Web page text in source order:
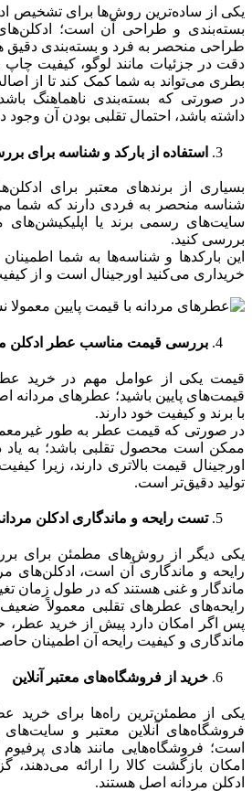
یکی از ساده‌ترین روش‌ها برای تشخیص
بسته‌بندی و طراحی آن است؛ ادکلن‌های
طراحی منحصر به فرد و بسته‌بندی دقیق
دقت در جزئیات مانند لوگو، کیفیت
بطری می‌تواند به شما کمک کند تا از
در صورتی که بسته‌بندی ناهماهنگ
داشته باشد، احتمال تقلبی بودن آن وجود
استفاده از بارکد و شناسه برای
بسیاری از برندهای معتبر برای
شناسه منحصر به فردی دارند که شما
سایت‌های رسمی برند یا اپلیکیشن‌های
بررسی کنید.
این بارکدها و شناسه‌ها به شما
خریداری می‌کنید اورجینال است و از
بررسی قیمت مناسب عطر ادکلن
قیمت یکی از عوامل مهم در خرید
قیمت‌های پایین باشید؛ عطرهای مردانه
با برند و کیفیت خود دارند.
در صورتی که قیمت عطر به طور
ممکن است محصول تقلبی باشد؛ به یاد
اورجینال قیمت‌ بالاتری دارند، زیرا
تولید دقیق‌تر است.
تست رایحه و ماندگاری ادکلن
یکی دیگر از روش‌های مطمئن برای
رایحه و ماندگاری آن است، ادکلن‌های
ماندگار و غنی هستند که در طول زمان
رایحه‌های عطرهای تقلبی معمولاً
پس اگر امکان دارد پیش از خرید عطر،
ماندگاری و کیفیت رایحه آن اطمینان
خرید از فروشگاه‌های معتبر آنلاین
یکی از مطمئن‌ترین راه‌ها برای خرید
فروشگاه‌های آنلاین معتبر و
است؛ فروشگاه‌هایی مانند هادی
امکان بازگشت کالا را ارائه می‌دهند،
ادکلن مردانه اصل هستند.